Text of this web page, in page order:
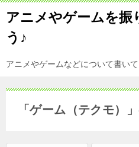
アニメやゲームを振
う♪
アニメやゲームなどについて書い
「ゲーム（テクモ）